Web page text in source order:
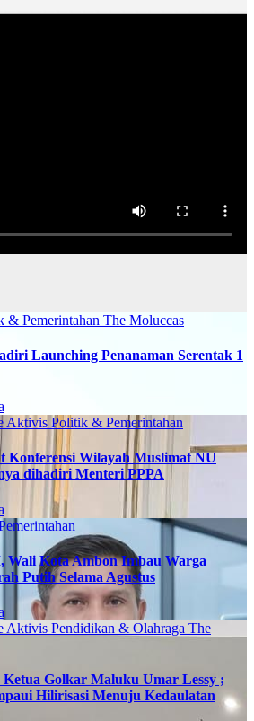
& Pemerintahan The Moluccas
Launching Penanaman Serentak 1
Aktivis Politik & Pemerintahan
Konferensi Wilayah Muslimat NU
dihadiri Menteri PPPA
Wali Kota Ambon Imbau Warga
Putih Selama Agustus
Aktivis Pendidikan & Olahraga The
Golkar Maluku Umar Lessy ;
Hilirisasi Menuju Kedaulatan